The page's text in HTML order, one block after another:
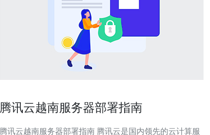
腾讯云越南服务器部署指南
腾讯云越南服务器部署指南 腾讯云是国内领先的云计算服